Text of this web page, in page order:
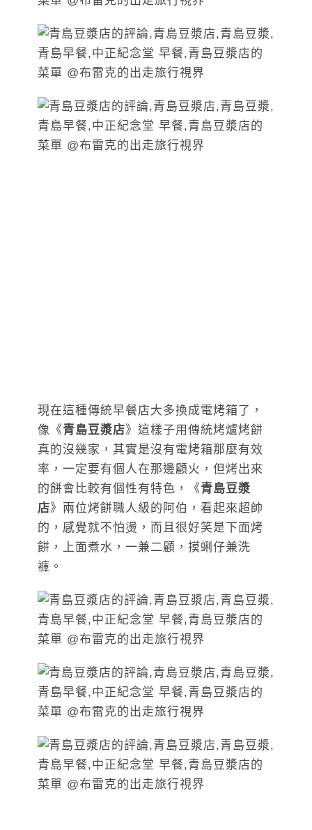
現在這種傳統早餐店大多換成電烤箱了，
像《青島豆漿店》這樣子用傳統烤爐烤餅
真的沒幾家，其實是沒有電烤箱那麼有效
率，一定要有個人在那邊顧火，但烤出來
的餅會比較有個性有特色，《青島豆漿
店》兩位烤餅職人級的阿伯，看起來超帥
的，感覺就不怕燙，而且很好笑是下面烤
餅，上面煮水，一兼二顧，摸蜊仔兼洗
褲。